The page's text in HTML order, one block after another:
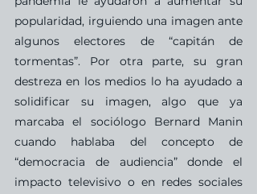
popularidad, irguiendo una imagen ante
algunos electores de “capitán de
tormentas”. Por otra parte, su gran
destreza en los medios lo ha ayudado a
solidificar su imagen, algo que ya
marcaba el sociólogo Bernard Manin
cuando hablaba del concepto de
“democracia de audiencia” donde el
impacto televisivo o en redes sociales